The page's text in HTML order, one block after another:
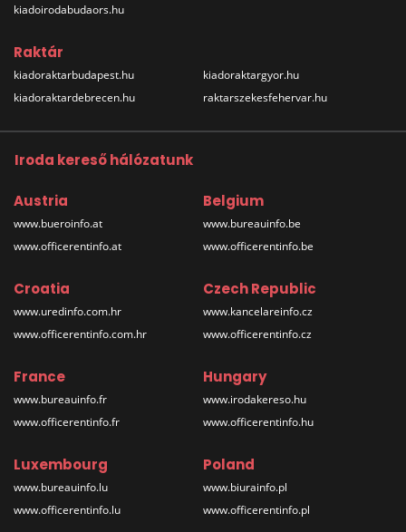
kiadoirodabudaors.hu
Raktár
kiadoraktarbudapest.hu
kiadoraktardebrecen.hu
kiadoraktargyor.hu
raktarszekesfehervar.hu
Iroda kereső hálózatunk
Austria
www.bueroinfo.at
www.officerentinfo.at
Belgium
www.bureauinfo.be
www.officerentinfo.be
Croatia
www.uredinfo.com.hr
www.officerentinfo.com.hr
Czech Republic
www.kancelareinfo.cz
www.officerentinfo.cz
France
www.bureauinfo.fr
www.officerentinfo.fr
Hungary
www.irodakereso.hu
www.officerentinfo.hu
Luxembourg
www.bureauinfo.lu
www.officerentinfo.lu
Poland
www.biurainfo.pl
www.officerentinfo.pl